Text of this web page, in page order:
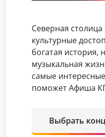
Северная
культурные
богатая история,
музыкальная
самые
поможет Афиша
Выбрать